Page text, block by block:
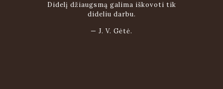
Didelį džiaugsmą galima iškovoti tik
dideliu darbu.
— J. V. Gėtė.